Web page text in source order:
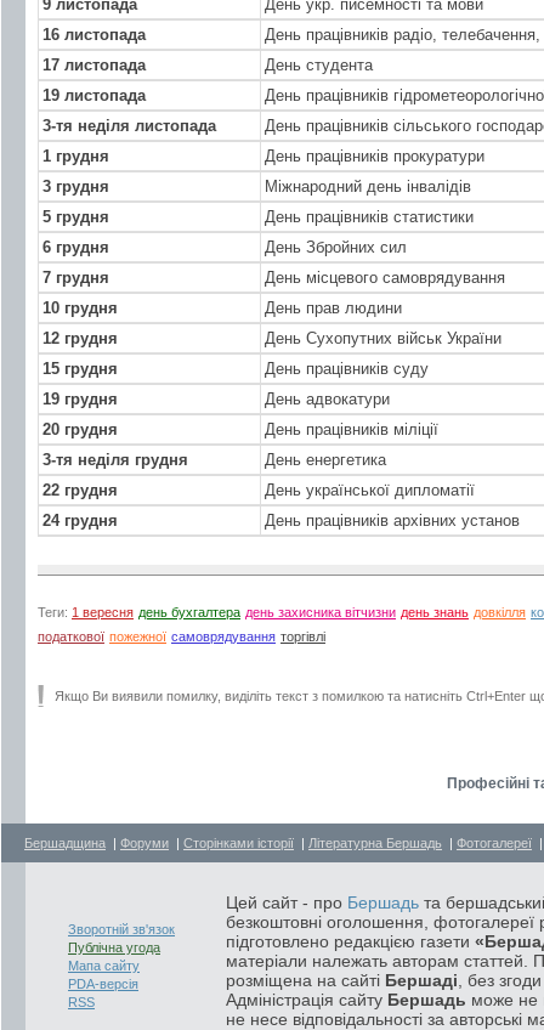
9 листопада
День укр. писемності та мови
16 листопада
День працівників радіо, телебачення,
17 листопада
День студента
19 листопада
День працівників
3-тя неділя листопада
День працівників сільського
1 грудня
День працівників прокуратури
3 грудня
Міжнародний день інвалідів
5 грудня
День працівників статистики
6 грудня
День Збройних сил
7 грудня
День місцевого самоврядування
10 грудня
День прав людини
12 грудня
День Сухопутних військ України
15 грудня
День працівників суду
19 грудня
День адвокатури
20 грудня
День працівників міліції
3-тя неділя грудня
День енергетика
22 грудня
День української дипломатії
24 грудня
День працівників архівних установ
Теги: 1 вересня день бухгалтера день захисника вітчизни день знань довкілля
податкової пожежної самоврядування торгівлі
Якщо Ви виявили помилку, виділіть текст з помилкою та натисніть Ctrl+Enter
Професійні
Бершадщина | Форуми | Сторінками історії | Літературна Бершадь | Фотогалереї
Зворотній зв'язок
Публічна угода
Мапа сайту
PDA-версія
RSS
Цей сайт - про Бершадь та
безкоштовні оголошення, фотогалереї
підготовлено редакцією газети
матеріали належать авторам статтей.
розміщена на сайті Бершаді , без
Адміністрація сайту Бершадь може не
не несе відповідальності за авторські